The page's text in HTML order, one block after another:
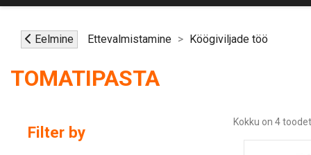
Eelmine Ettevalmistamine Köögiviljade töö
TOMATIPASTA
Filter by
Kokku on 4 toodet.